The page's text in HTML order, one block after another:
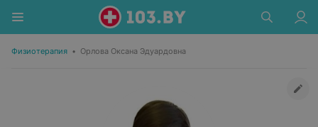
Физиотерапия • Орлова Оксана Эдуардовна